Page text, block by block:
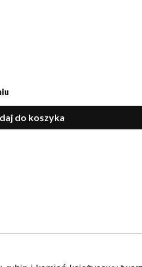
do koszyka